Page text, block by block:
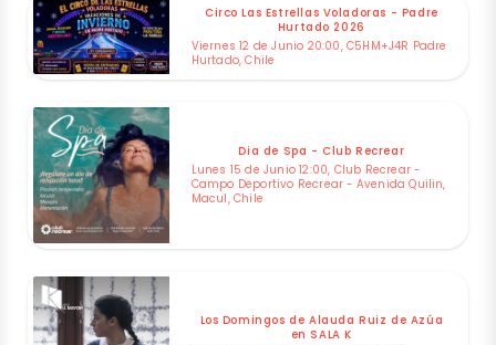
Circo Las Estrellas Voladoras - Padre
Hurtado 2026
Viernes 12 de Junio 20:00, C5HM+J4R Padre
Hurtado, Chile
Dia de Spa - Club Recrear
Lunes 15 de Junio 12:00, Club Recrear -
Campo Deportivo Recrear - Avenida Quilin,
Macul, Chile
Los Domingos de Alauda Ruiz de Azúa
en SALA K